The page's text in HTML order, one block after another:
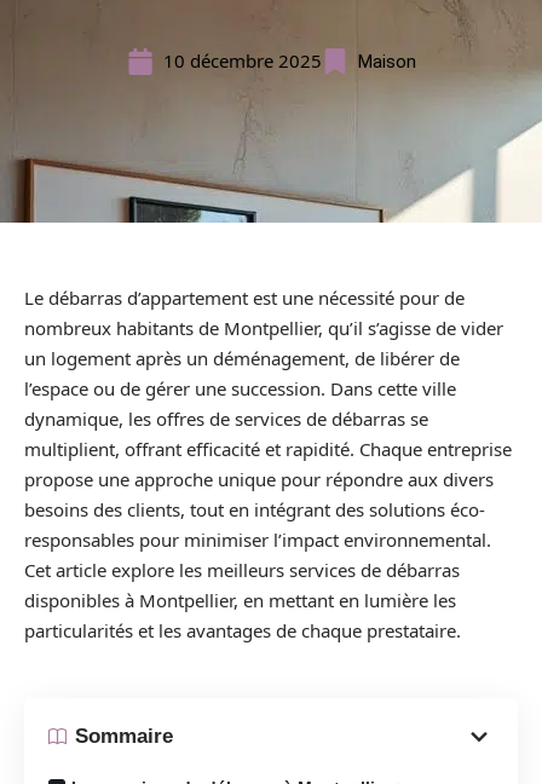
10 décembre 2025 Maison
Le débarras d’appartement est une nécessité pour de
nombreux habitants de Montpellier, qu’il s’agisse de vider
un logement après un déménagement, de libérer de
l’espace ou de gérer une succession. Dans cette ville
dynamique, les offres de services de débarras se
multiplient, offrant efficacité et rapidité. Chaque entreprise
propose une approche unique pour répondre aux divers
besoins des clients, tout en intégrant des solutions éco-
responsables pour minimiser l’impact environnemental.
Cet article explore les meilleurs services de débarras
disponibles à Montpellier, en mettant en lumière les
particularités et les avantages de chaque prestataire.
Sommaire